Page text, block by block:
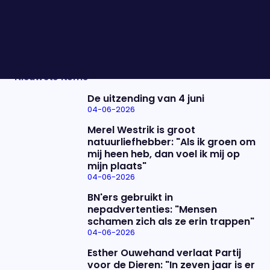
Nieuwste items
De uitzending van 4 juni
04-06-2026
Merel Westrik is groot
natuurliefhebber: "Als ik groen om
mij heen heb, dan voel ik mij op
mijn plaats"
04-06-2026
BN'ers gebruikt in
nepadvertenties: "Mensen
schamen zich als ze erin trappen"
04-06-2026
Esther Ouwehand verlaat Partij
voor de Dieren: "In zeven jaar is er